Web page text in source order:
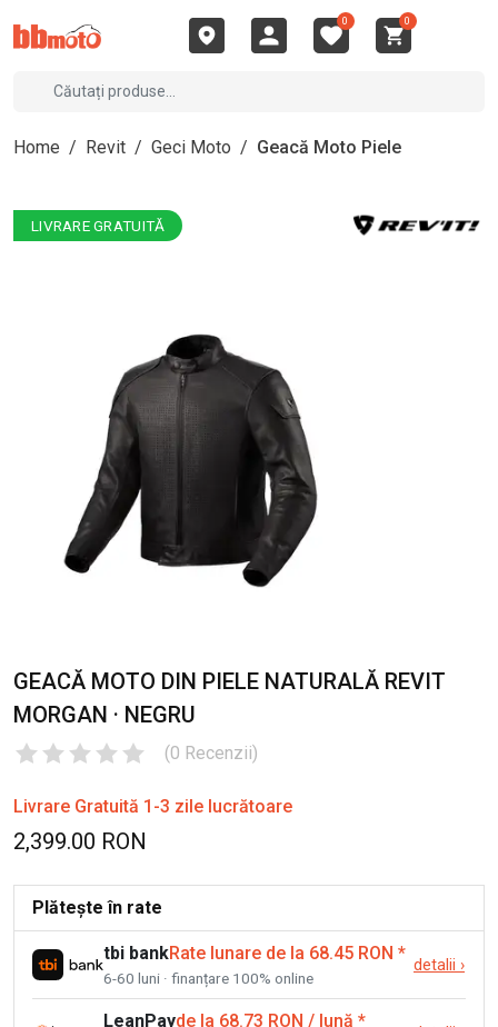
0 0
Home / Revit / Geci Moto / Geacă Moto Piele
LIVRARE GRATUITĂ
GEACĂ MOTO DIN PIELE NATURALĂ REVIT
MORGAN · NEGRU
(0 Recenzii)
Livrare Gratuită 1-3 zile lucrătoare
2,399.00 RON
Plătește în rate
tbi bankRate lunare de la 68.45 RON *
6-60 luni · finanțare 100% online
detalii ›
LeanPayde la 68.73 RON / lună *